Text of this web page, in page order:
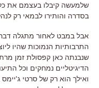
שלמעשה קיבלו בעצמם את
בסדרה והותירו לבמאי רק
אבל במבט לאחור מתגלה
שנבנתה כאן קפסולת זמן
ואילך הוא רק של סרטי ג'יימס